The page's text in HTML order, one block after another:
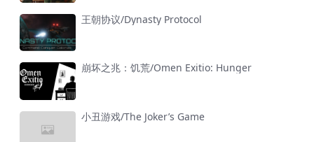
王朝协议/Dynasty Protocol
崩坏之兆：饥荒/Omen Exitio: Hunger
小丑游戏/The Joker’s Game